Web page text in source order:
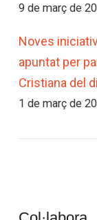
9 de març de
Noves
apuntat per
Cristiana del
1 de març de